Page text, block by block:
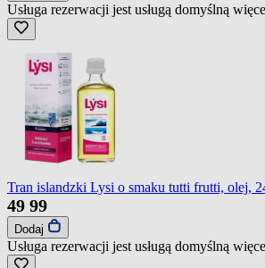
Usługa rezerwacji jest usługą domyślną
Tran islandzki Lysi o smaku tutti frutti, olej,
49 99
Dodaj
Usługa rezerwacji jest usługą domyślną